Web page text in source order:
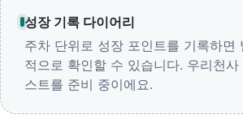
성장 기록 다이어리
주차 단위로 성장 포인트를 기록하면
적으로 확인할 수 있습니다. 우리천
스트를 준비 중이에요.